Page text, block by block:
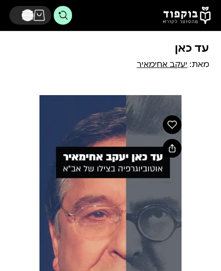
דלג לתוכן הראשי
עד כאן
מאת: יעקב אחימאיר